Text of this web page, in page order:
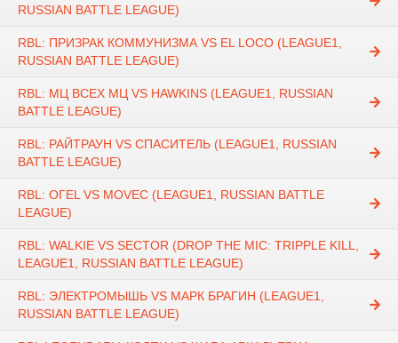
RUSSIAN BATTLE LEAGUE)
RBL: ПРИЗРАК КОММУНИЗМА VS EL LOCO (LEAGUE1,
RUSSIAN BATTLE LEAGUE)
RBL: МЦ ВСЕХ МЦ VS HAWKINS (LEAGUE1, RUSSIAN
BATTLE LEAGUE)
RBL: РАЙТРАУН VS СПАСИТЕЛЬ (LEAGUE1, RUSSIAN
BATTLE LEAGUE)
RBL: ОГЕL VS MOVEC (LEAGUE1, RUSSIAN BATTLE
LEAGUE)
RBL: WALKIE VS SECTOR (DROP THE MIC: TRIPPLE KILL,
LEAGUE1, RUSSIAN BATTLE LEAGUE)
RBL: ЭЛЕКТРОМЫШЬ VS МАРК БРАГИН (LEAGUE1,
RUSSIAN BATTLE LEAGUE)